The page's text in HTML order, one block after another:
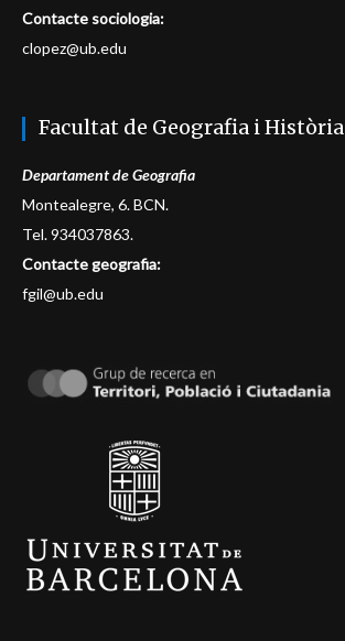
Contacte sociologia:
clopez@ub.edu
Facultat de Geografia i Història
Departament de Geografia
Montealegre, 6. BCN.
Tel. 934037863.
Contacte geografia:
fgil@ub.edu